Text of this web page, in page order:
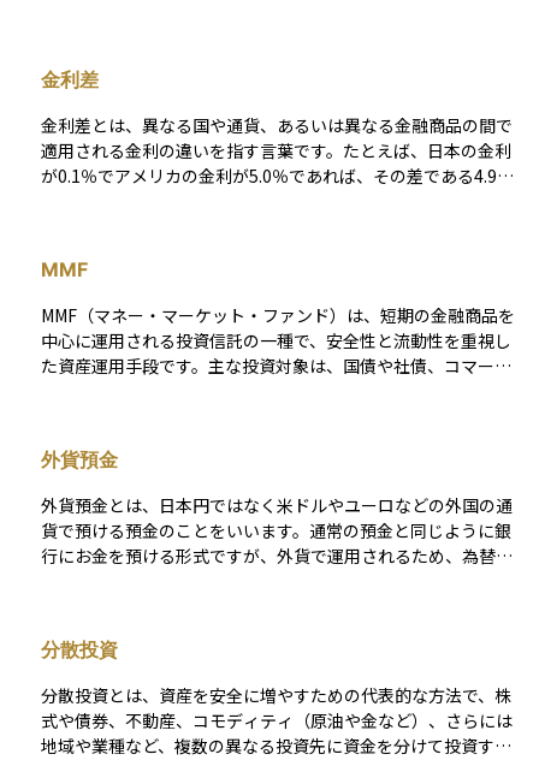
値が目減りしてしまうことがあります。反対に、円安が進め
ば、為替差益によって収益が増える場合もあります。 為替リス
クは、外国株式、外貨建て債券、海外不動産、グローバルファ
ンドなど、外貨に関わるすべての資産に存在する基本的なリス
クです。 対策としては、為替ヘッジ付きの商品を選ぶ、複数の
だけでなく、為替リスクの存在も十分に理解しておくことが大
金利差
金利差とは、異なる国や通貨、あるいは異なる金融商品の間で
適用される金利の違いを指す言葉です。たとえば、日本の金利
が0.1％でアメリカの金利が5.0％であれば、その差である4.9％
すくなり、通貨が高くなる傾向があります。一方で、為替リス
クや経済状況の違いにも注意が必要です。個人投資家にとって
は、外貨建て預金や外国債券などの運用で金利差が収益に直結
するため、しっかり理解しておくことが重要です。
MMF
MMF（マネー・マーケット・ファンド）は、短期の金融商品を
中心に運用される投資信託の一種で、安全性と流動性を重視し
た資産運用手段です。主な投資対象は、国債や社債、コマーシ
的な資金管理に適しています。日本では、かつて円建てのMMF
が提供されていましたが、低金利環境や元本割れのリスクか
ら、2017年までに各運用会社が償還を決定し、現在では提供さ
れていません。一方、外貨建てのMMFは引き続き販売されてお
り、2025年1月末時点での残高は約2.7兆円と報告されていま
外貨預金
外貨預金とは、日本円ではなく米ドルやユーロなどの外国の通
貨で預ける預金のことをいいます。通常の預金と同じように銀
行にお金を預ける形式ですが、外貨で運用されるため、為替レ
た、外貨預金は日本の預金保険制度の対象外であり、元本保証
がない点にも注意が必要です。利率が高めに設定されているこ
とが多く、円預金よりも高い利回りを狙える反面、為替リスク
という特有のリスクを伴うため、初心者の方には慎重な検討が
求められる商品です。
分散投資
分散投資とは、資産を安全に増やすための代表的な方法で、株
式や債券、不動産、コモディティ（原油や金など）、さらには
地域や業種など、複数の異なる投資先に資金を分けて投資する